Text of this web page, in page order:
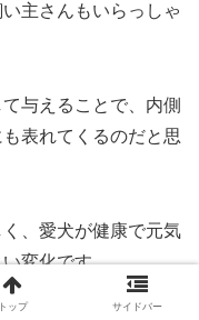
主さんもいらっしゃ
与えることで、内側
表れてくるのだと思
、愛犬が健康で元気
変化です。
トップ サイドバー